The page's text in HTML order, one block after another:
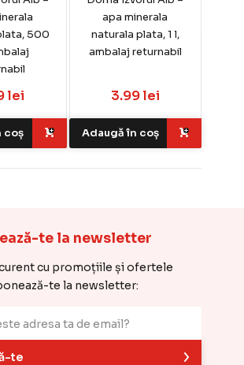
500
lei
coș
apa minerala
naturala plata, 1 l,
ambalaj returnabil
3.99 lei
Adaugă în coș
te la newsletter
cu promoțiile și ofertele
te la newsletter:
te